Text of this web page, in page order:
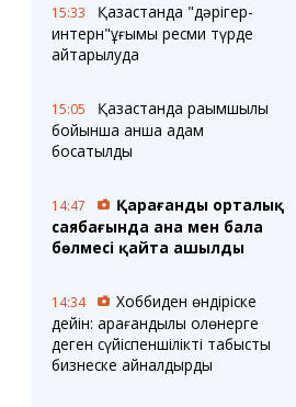
15:33
Қазақстанда "дәрігер-
интерн"ұғымы ресми түрде
қайтарылуда
15:05
Қазақстанда рақымшылық
бойынша қанша адам
босатылды
14:47
Қарағанды орталық
саябағында ана мен бала
бөлмесі қайта ашылды
14:34
Хоббиден өндіріске
дейін: қарағандылық қолөнерге
деген сүйіспеншілікті табысты
бизнеске айналдырды